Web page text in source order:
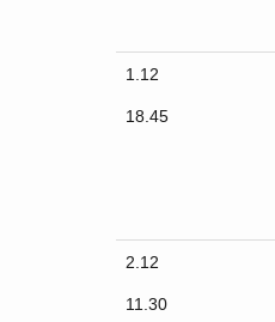
1.12
18.45
2.12
11.30